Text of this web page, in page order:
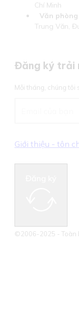
Chí Minh
Văn
Trung Văn,
Đăng ký trải
Mỗi tháng, chúng tôi
Giới thiệu - tôn
©2006-2025 - Toàn